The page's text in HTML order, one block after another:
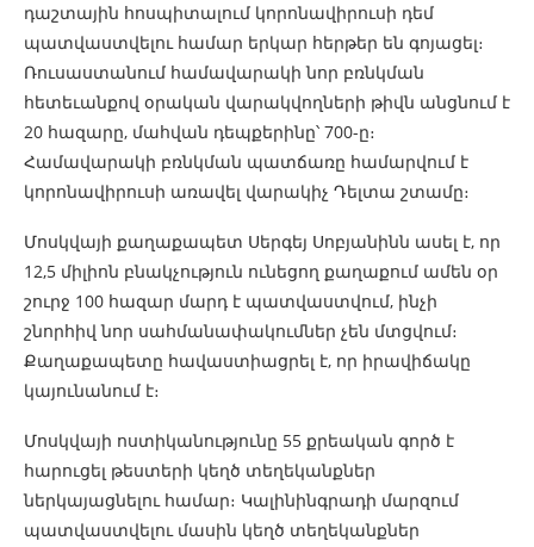
դաշտային հոսպիտալում կորոնավիրուսի դեմ
պատվաստվելու համար երկար հերթեր են գոյացել։
Ռուսաստանում համավարակի նոր բռնկման
հետեւանքով օրական վարակվողների թիվն անցնում է
20 հազարը, մահվան դեպքերինը՝ 700-ը։
Համավարակի բռնկման պատճառը համարվում է
կորոնավիրուսի առավել վարակիչ Դելտա շտամը։
Մոսկվայի քաղաքապետ Սերգեյ Սոբյանինն ասել է, որ
12,5 միլիոն բնակչություն ունեցող քաղաքում ամեն օր
շուրջ 100 հազար մարդ է պատվաստվում, ինչի
շնորհիվ նոր սահմանափակումներ չեն մտցվում։
Քաղաքապետը հավաստիացրել է, որ իրավիճակը
կայունանում է։
Մոսկվայի ոստիկանությունը 55 քրեական գործ է
հարուցել թեստերի կեղծ տեղեկանքներ
ներկայացնելու համար։ Կալինինգրադի մարզում
պատվաստվելու մասին կեղծ տեղեկանքներ